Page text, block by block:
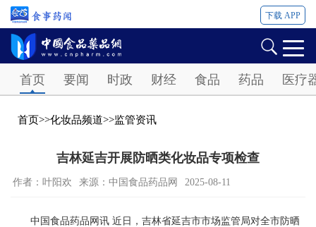
下载 APP
首页 要闻 时政 财经 食品 药品 医疗
首页>>化妆品频道>>监管资讯
吉林延吉开展防晒类化妆品专项检查
作者：叶阳欢 来源：中国食品药品网 2025-08-11
中国食品药品网讯 近日，吉林省延吉市市场监管局对全市防晒